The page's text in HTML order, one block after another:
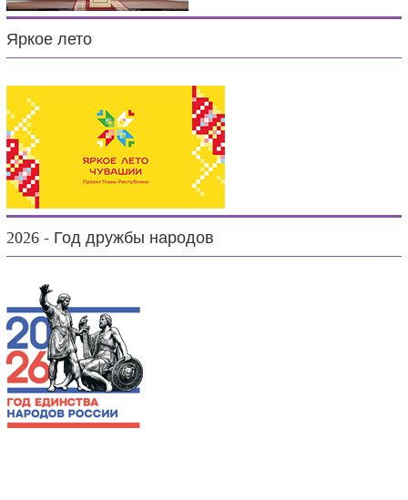
Яркое лето
2026 - Год дружбы народов